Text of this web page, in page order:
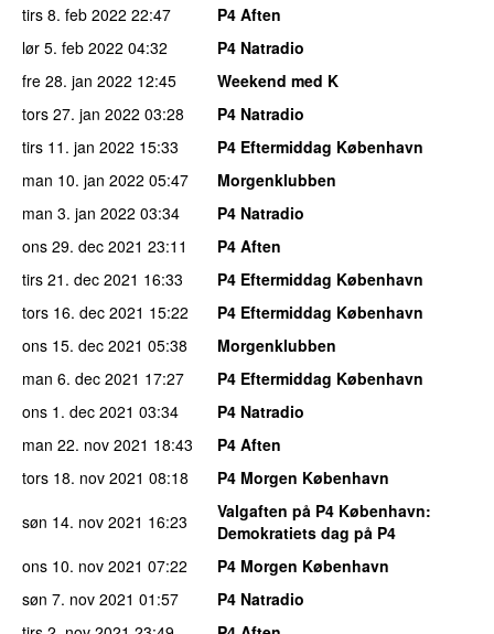
tirs 8. feb 2022 22:47
P4 Aften
lør 5. feb 2022 04:32
P4 Natradio
fre 28. jan 2022 12:45
Weekend med K
tors 27. jan 2022 03:28
P4 Natradio
tirs 11. jan 2022 15:33
P4 Eftermiddag København
man 10. jan 2022 05:47
Morgenklubben
man 3. jan 2022 03:34
P4 Natradio
ons 29. dec 2021 23:11
P4 Aften
tirs 21. dec 2021 16:33
P4 Eftermiddag København
tors 16. dec 2021 15:22
P4 Eftermiddag København
ons 15. dec 2021 05:38
Morgenklubben
man 6. dec 2021 17:27
P4 Eftermiddag København
ons 1. dec 2021 03:34
P4 Natradio
man 22. nov 2021 18:43
P4 Aften
tors 18. nov 2021 08:18
P4 Morgen København
søn 14. nov 2021 16:23 Valgaften på P4 København:
Demokratiets dag på P4
ons 10. nov 2021 07:22
P4 Morgen København
søn 7. nov 2021 01:57
P4 Natradio